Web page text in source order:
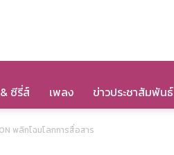
ซีรี่ส์ เพลง ข่าวประชาสัมพันธ์
พลิกโฉมโลกการสื่อสาร